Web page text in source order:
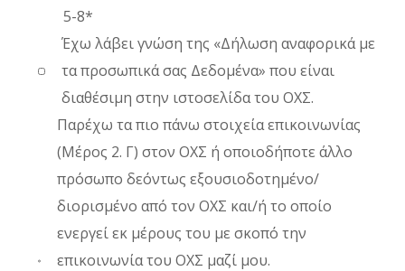
5-8*
Έχω λάβει γνώση της «Δήλωση αναφορικά με
τα προσωπικά σας Δεδομένα» που είναι
διαθέσιμη στην ιστοσελίδα του ΟΧΣ.
Παρέχω τα πιο πάνω στοιχεία επικοινωνίας
(Μέρος 2. Γ) στον ΟΧΣ ή οποιοδήποτε άλλο
πρόσωπο δεόντως εξουσιοδοτημένο/
διορισμένο από τον ΟΧΣ και/ή το οποίο
ενεργεί εκ μέρους του με σκοπό την
επικοινωνία του ΟΧΣ μαζί μου.